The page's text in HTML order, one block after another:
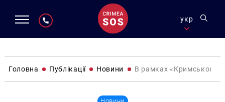
укр
Головна Публікації Новини В рамках «Кримського